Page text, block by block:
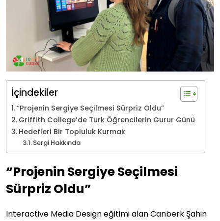
İçindekiler
“Projenin Sergiye Seçilmesi Sürpriz Oldu”
Griffith College’de Türk Öğrencilerin Gurur Günü
Hedefleri Bir Topluluk Kurmak
Sergi Hakkında
“Projenin Sergiye Seçilmesi
Sürpriz Oldu”
Interactive Media Design eğitimi alan Canberk Şahin